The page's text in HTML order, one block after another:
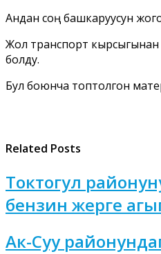
Андан соң башкаруусун
Жол транспорт кырсыгынан
болду.
Бул боюнча топтолгон
Related Posts
Токтогул
бензин жерге
Ак-Суу